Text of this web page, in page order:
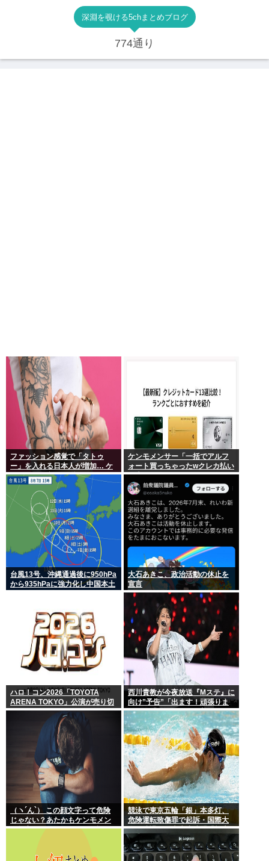
深淵を覗ける5chまとめブログ
774通り
ファッション感覚で「タトゥ
ー」を入れる日本人が増加… ケ
ンモメンの意見を聞きたい。
ケンモメンサー「一括でアルフ
ォート買っちゃったwクレカ払い
で来月の俺ごめんねー」銀行
「デビットカードなんで即時引
き落としです」
台風13号、沖縄通過後に950hPa
から935hPaに強力化し中国本土
大石あきこ、政治活動の休止を
宣言
ハロ！コン2026「TOYOTA
ARENA TOKYO」公演が売り切
れない
西川貴教が今夜放送『Mステ』に
向け”予告”「出ます！頑張りま
す！」「恐らくアレも着ま
す！」期待膨らむ
（ヽ´ん`） この顔文字って危険
じゃない？あたかもケンモメン
が無害で優しい一般人だと誤解
競泳で東京五輪「銀」本多灯、
危険運転致傷罪で起訴・国際大
会を辞退…日本水泳連盟「報告
が遅れお詫び」